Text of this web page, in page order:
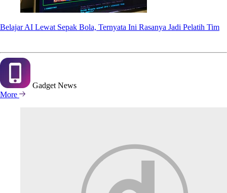
Belajar AI Lewat Sepak Bola, Ternyata Ini Rasanya Jadi Pelatih Tim
Gadget News
More